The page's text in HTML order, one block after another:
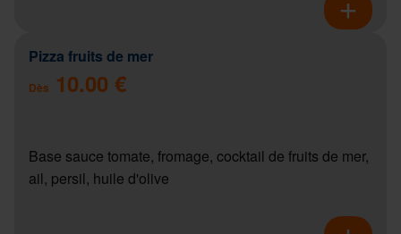
Pizza fruits de mer
Dès 10.00 €
Base sauce tomate, fromage, cocktail de fruits de mer,
ail, persil, huile d'olive